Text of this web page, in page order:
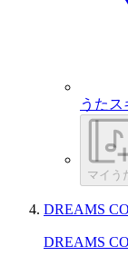
うた
マイう
DREAMS
DREAMS